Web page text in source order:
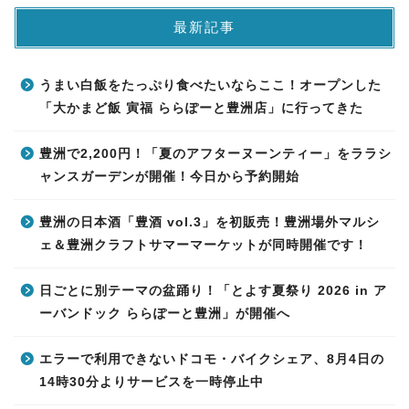
最新記事
うまい白飯をたっぷり食べたいならここ！オープンした
「大かまど飯 寅福 ららぽーと豊洲店」に行ってきた
豊洲で2,200円！「夏のアフターヌーンティー」をララシ
ャンスガーデンが開催！今日から予約開始
豊洲の日本酒「豊酒 vol.3」を初販売！豊洲場外マルシ
ェ＆豊洲クラフトサマーマーケットが同時開催です！
日ごとに別テーマの盆踊り！「とよす夏祭り 2026 in ア
ーバンドック ららぽーと豊洲」が開催へ
エラーで利用できないドコモ・バイクシェア、8月4日の
14時30分よりサービスを一時停止中